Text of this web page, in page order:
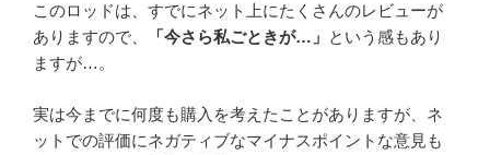
このロッドは、すでにネット上にたくさんのレビューが
ありますので、
「今さら私ごときが…」 という感もあり
ますが…。
実は今までに何度も購入を考えたことがありますが、ネ
ットでの評価にネガティブなマイナスポイントな意見も